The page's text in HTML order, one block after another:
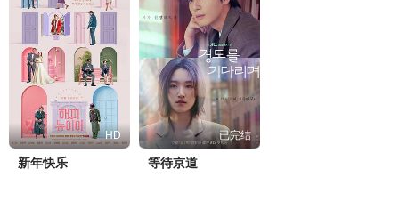
HD
新年快乐
已完结
等待京道